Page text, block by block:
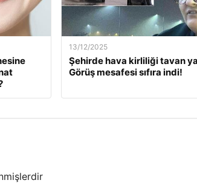
13/12/2025
Şehirde hava kirliliği tavan
Görüş mesafesi sıfıra indi!